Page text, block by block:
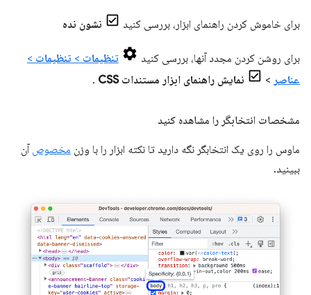
برای خاموش کردن راهنمای ابزار، بررسی کنید نشون نده
برای روشن کردن مجدد آنها، بررسی کنید تنظیمات > تنظیمات >
عناصر > نمایش راهنمای ابزار مستندات CSS .
مشخصات انتخابگر را مشاهده کنید
ماوس را روی یک انتخابگر نگه دارید تا نکته ابزار را با وزن مخصوص آن
ببینید.